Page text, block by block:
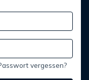
vergessen?